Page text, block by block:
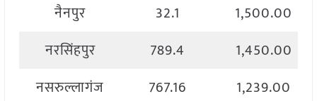
नैनपुर
32.1
1,500.00
नरसिंहपुर
789.4
1,450.00
नसरुल्लागंज
767.16
1,239.00